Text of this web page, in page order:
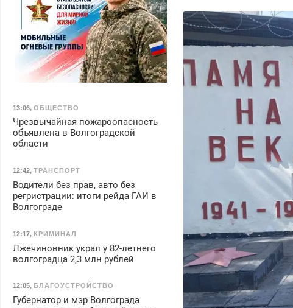
13:06, ОБЩЕСТВО
Чрезвычайная пожароопасность
объявлена в Волгоградской
области
12:42, ТРАНСПОРТ
Водители без прав, авто без
регристрации: итоги рейда ГАИ в
Волгограде
12:17, КРИМИНАЛ
Лжечиновник украл у 82-летнего
волгоградца 2,3 млн рублей
12:05, БЛАГОУСТРОЙСТВО
Губернатор и мэр Волгограда